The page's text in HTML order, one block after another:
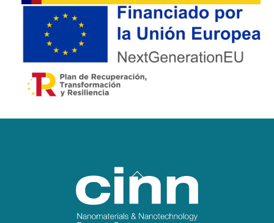
Back
To
Top